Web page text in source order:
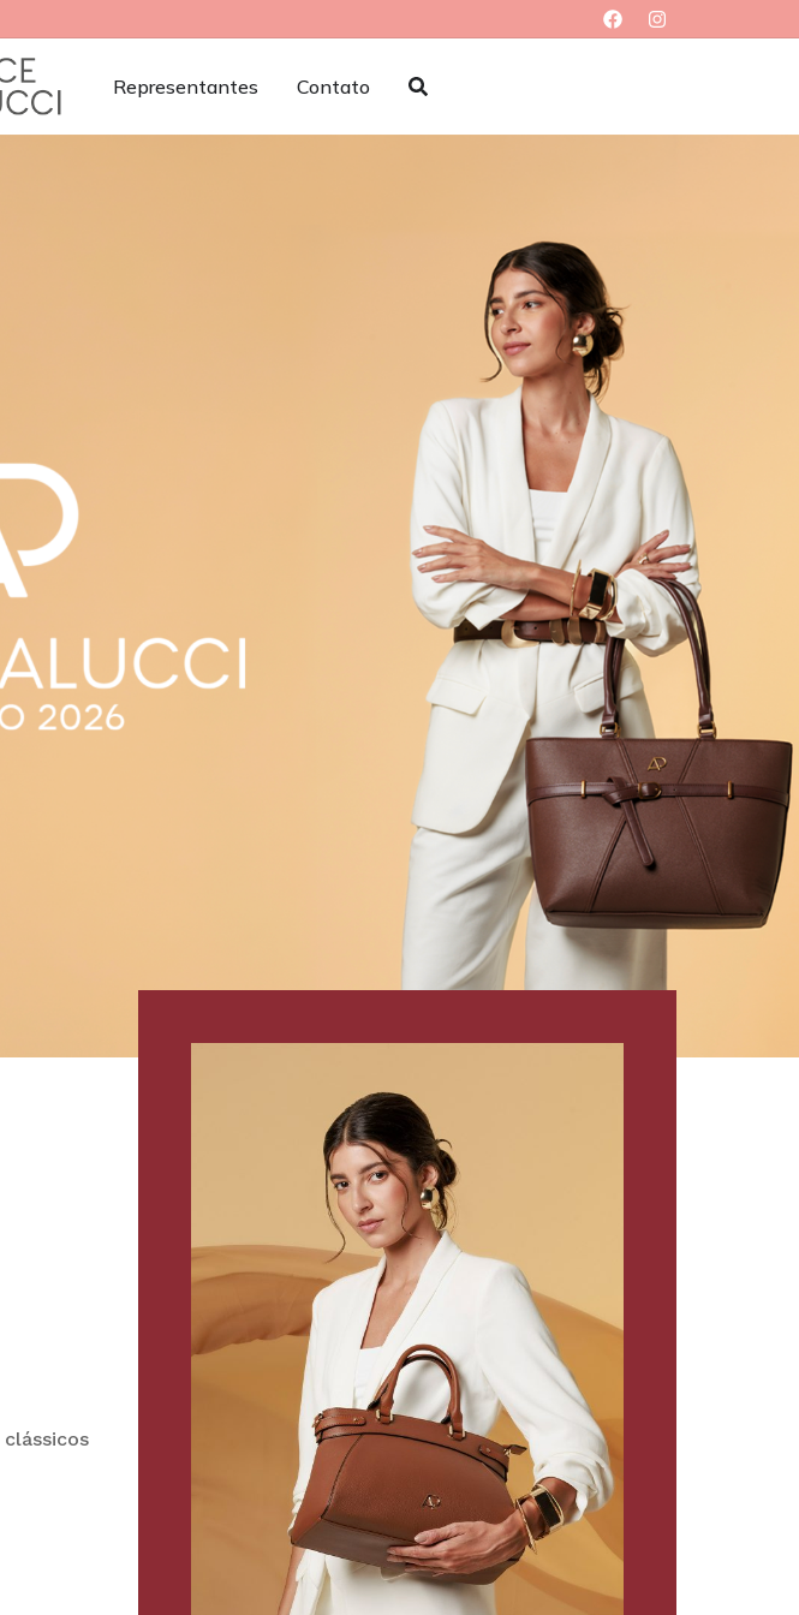
Representantes Contato
clássicos